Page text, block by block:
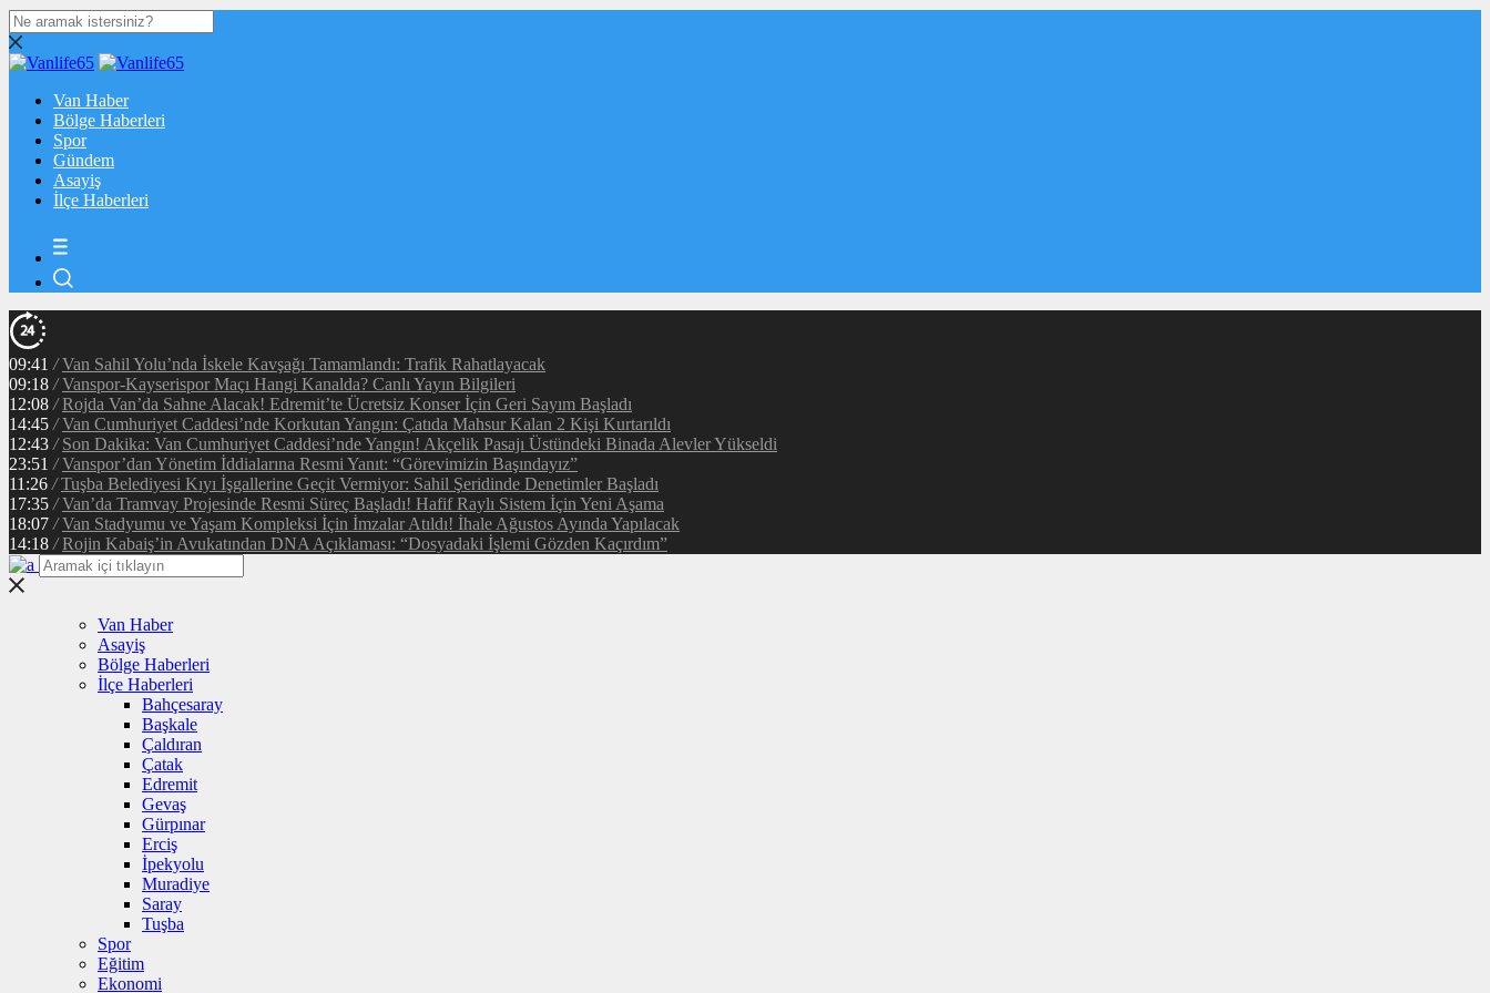
Van Haber
Bölge Haberleri
Spor
Gündem
Asayiş
İlçe Haberleri
09:41 / Van Sahil Yolu’nda İskele Kavşağı Tamamlandı: Trafik Rahatlayacak
09:18 / Vanspor-Kayserispor Maçı Hangi Kanalda? Canlı Yayın Bilgileri
12:08 / Rojda Van’da Sahne Alacak! Edremit’te Ücretsiz Konser İçin Geri Sayım Başladı
14:45 / Van Cumhuriyet Caddesi’nde Korkutan Yangın: Çatıda Mahsur Kalan 2 Kişi Kurtarıldı
12:43 / Son Dakika: Van Cumhuriyet Caddesi’nde Yangın! Akçelik Pasajı Üstündeki Binada Alevler Yükseldi
23:51 / Vanspor’dan Yönetim İddialarına Resmi Yanıt: “Görevimizin Başındayız”
11:26 / Tuşba Belediyesi Kıyı İşgallerine Geçit Vermiyor: Sahil Şeridinde Denetimler Başladı
17:35 / Van’da Tramvay Projesinde Resmi Süreç Başladı! Hafif Raylı Sistem İçin Yeni Aşama
18:07 / Van Stadyumu ve Yaşam Kompleksi İçin İmzalar Atıldı! İhale Ağustos Ayında Yapılacak
14:18 / Rojin Kabaiş’in Avukatından DNA Açıklaması: “Dosyadaki İşlemi Gözden Kaçırdım”
Van Haber
Asayiş
Bölge Haberleri
İlçe Haberleri
Bahçesaray
Başkale
Çaldıran
Çatak
Edremit
Gevaş
Gürpınar
Erciş
İpekyolu
Muradiye
Saray
Tuşba
Spor
Eğitim
Ekonomi